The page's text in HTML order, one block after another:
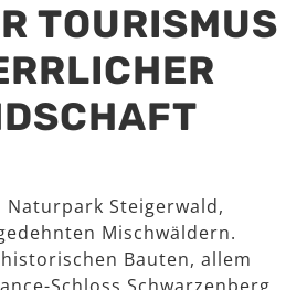
TOURISMUS
Steigerwald,
Mischwäldern.
Bauten, allem